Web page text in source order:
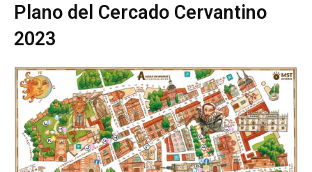
Plano del Cercado Cervantino
2023